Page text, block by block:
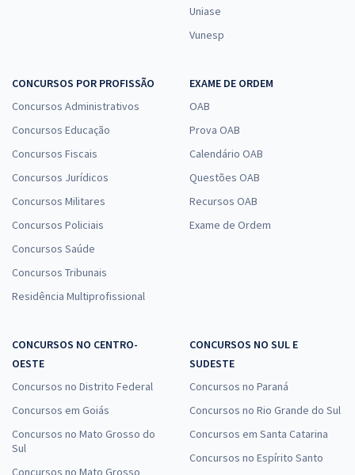
Uniase
Vunesp
CONCURSOS POR PROFISSÃO
Concursos Administrativos
Concursos Educação
Concursos Fiscais
Concursos Jurídicos
Concursos Militares
Concursos Policiais
Concursos Saúde
Concursos Tribunais
Residência Multiprofissional
EXAME DE ORDEM
OAB
Prova OAB
Calendário OAB
Questões OAB
Recursos OAB
Exame de Ordem
CONCURSOS NO CENTRO-
OESTE
Concursos no Distrito Federal
Concursos em Goiás
Concursos no Mato Grosso do
Sul
Concursos no Mato Grosso
CONCURSOS NO SUL E
SUDESTE
Concursos no Paraná
Concursos no Rio Grande do Sul
Concursos em Santa Catarina
Concursos no Espírito Santo